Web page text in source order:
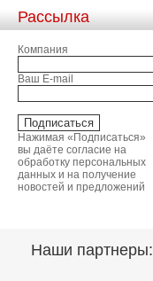
Рассылка
Компания
Ваш E-mail
Нажимая «Подписаться»
вы даёте согласие на
обработку персональных
данных и на получение
новостей и предложений
Наши партнеры: